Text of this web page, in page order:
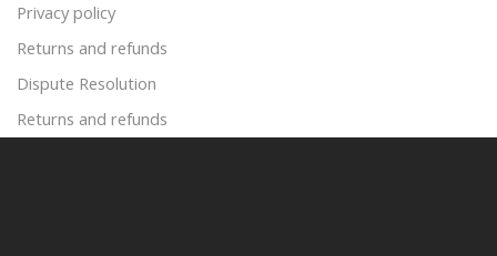
Privacy policy
Returns and refunds
Dispute Resolution
Returns and refunds